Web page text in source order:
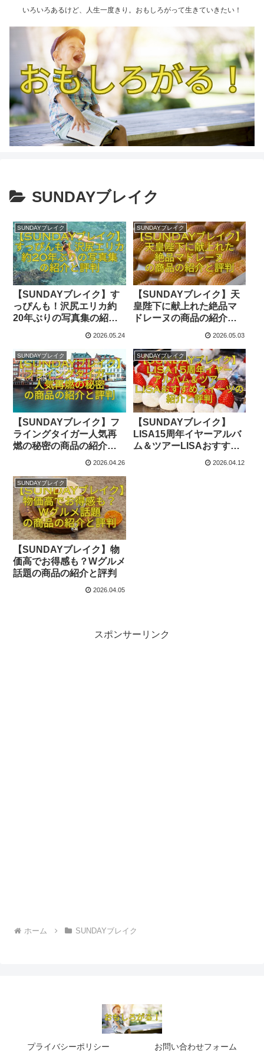
いろいろあるけど、人生一度きり。おもしろがって生きていきたい！
SUNDAYブレイク
SUNDAYブレイク
【SUNDAYブレイク】す
っぴんも！沢尻エリカ約
20年ぶりの写真集の紹介
2026.05.24
SUNDAYブレイク
【SUNDAYブレイク】天
皇陛下に献上れた絶品マ
ドレーヌの商品の紹介と
2026.05.03
SUNDAYブレイク
【SUNDAYブレイク】フ
ライングタイガー人気再
燃の秘密の商品の紹介と
2026.04.26
SUNDAYブレイク
【SUNDAYブレイク】
LISA15周年イヤーアルバ
ム＆ツアーLISAおすすめ
スイーツの紹介と評判
2026.04.12
SUNDAYブレイク
【SUNDAYブレイク】物
価高でお得感も？Wグルメ
話題の商品の紹介と評判
2026.04.05
スポンサーリンク
ホーム SUNDAYブレイク
プライバシーポリシー お問い合わせフォーム